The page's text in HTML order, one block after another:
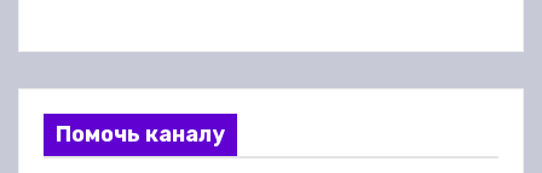
Помочь каналу